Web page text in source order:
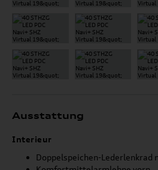
Ausstattung
Interieur
Doppelspeichen-